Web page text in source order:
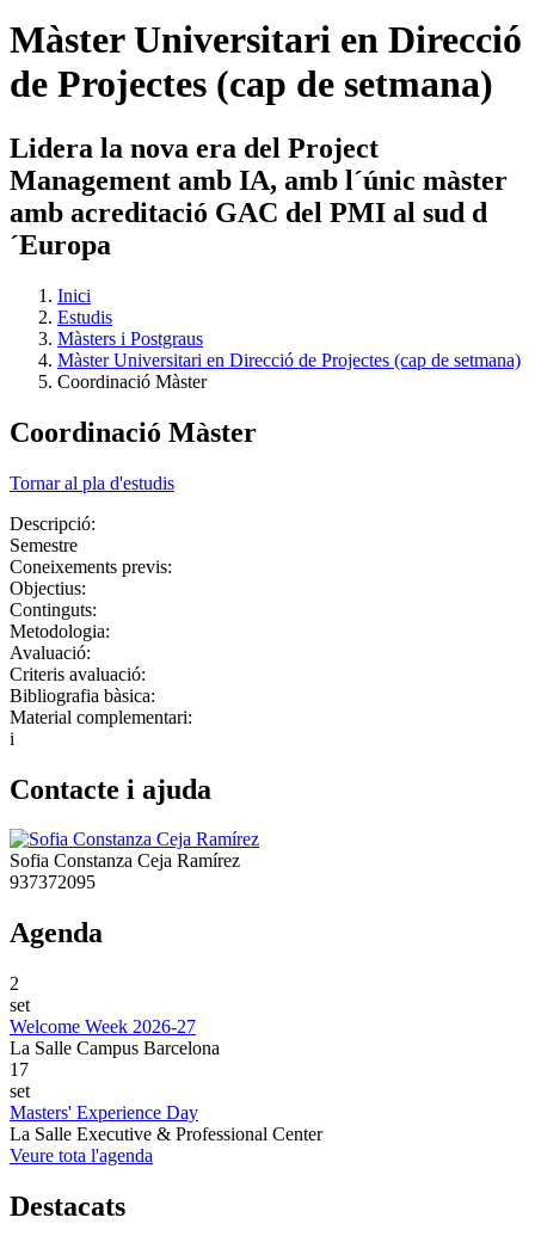
Màster Universitari en Direcció
de Projectes (cap de setmana)
Lidera la nova era del Project
Management amb IA, amb l´únic màster
amb acreditació GAC del PMI al sud d
´Europa
Inici
Estudis
Màsters i Postgraus
Màster Universitari en Direcció de Projectes (cap de setmana)
Coordinació Màster
Coordinació Màster
Tornar al pla d'estudis
Descripció:
Semestre
Coneixements previs:
Objectius:
Continguts:
Metodologia:
Avaluació:
Criteris avaluació:
Bibliografia bàsica:
Material complementari:
i
Contacte i ajuda
Sofia Constanza Ceja Ramírez
937372095
Agenda
2
set
Welcome Week 2026-27
La Salle Campus Barcelona
17
set
Masters' Experience Day
La Salle Executive & Professional Center
Veure tota l'agenda
Destacats